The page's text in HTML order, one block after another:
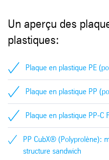
Membranes, flexibles
Eléments d'étanchéité et de
Eléments de chauffage et
Soudage
Collage
Usinage
Découpe au jet d'eau
Découpe au rayon laser
Flexion à chaud
Un aperçu des
plastiques:
Plaque en plastique PE
Plaque en plastique PP
Plaque en plastique PP-C
PP CubX® (Polyprolène):
structure sandwich